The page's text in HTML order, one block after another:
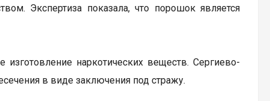
Экспертиза показала, что порошок является
наркотических веществ. Сергиево-
в виде заключения под стражу.